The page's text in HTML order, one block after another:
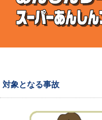
対象となる事故